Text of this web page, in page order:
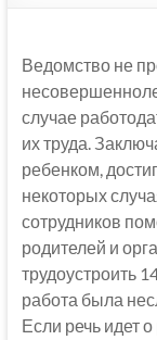
Ведомство не
случае
их труда.
ребенком,
некоторых
сотрудников
родителей и
трудоустроить
работа была
Если речь идет